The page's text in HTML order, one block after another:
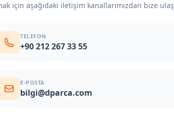
için aşağıdaki iletişim kanallarımızdan bize
TELEFON
+90 212 267 33 55
E-POSTA
bilgi@dparca.com